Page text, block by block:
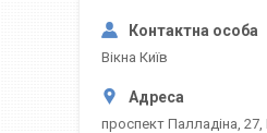
Вікна Київ
проспект Палладіна, 27,